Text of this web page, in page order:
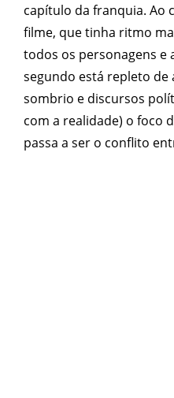
capítulo da franquia.
filme, que tinha ritmo
todos os personagens e
segundo está repleto de
sombrio e discursos
com a realidade) o foco
passa a ser o conflito